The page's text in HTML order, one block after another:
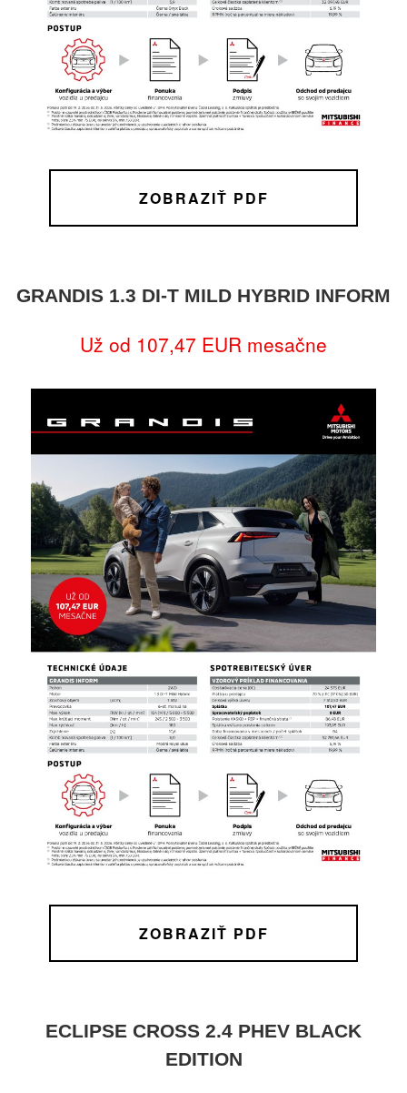
ZOBRAZIŤ PDF
GRANDIS 1.3 DI-T MILD HYBRID INFORM
Už od 107,47 EUR mesačne
ZOBRAZIŤ PDF
ECLIPSE CROSS 2.4 PHEV BLACK
EDITION